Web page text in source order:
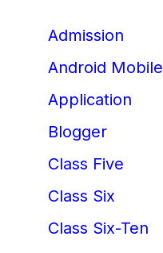
Admission
Android Mobile
Application
Blogger
Class Five
Class Six
Class Six-Ten